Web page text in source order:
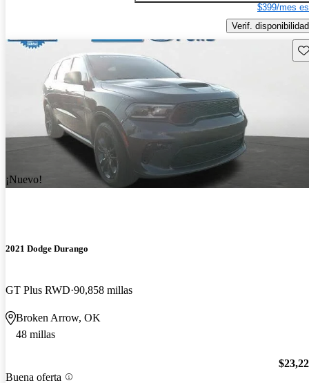
$399/mes
Verif. disponibilidad
¡Nuevo!
2021 Dodge Durango
GT Plus RWD 90,858 millas
Broken Arrow, OK
48 millas
Buena oferta